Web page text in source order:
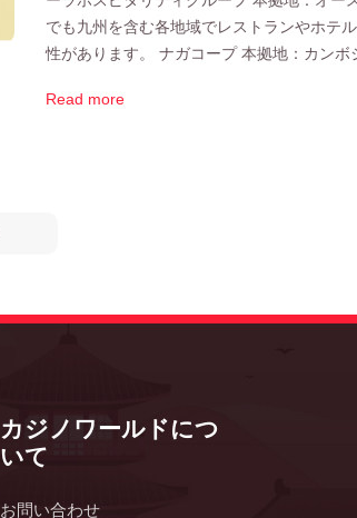
でも九州を含む各地域でレストランやホテ
性があります。 ナガコープ 本拠地：カンボ
Read more
カジノワールドにつ
いて
お問い合わせ